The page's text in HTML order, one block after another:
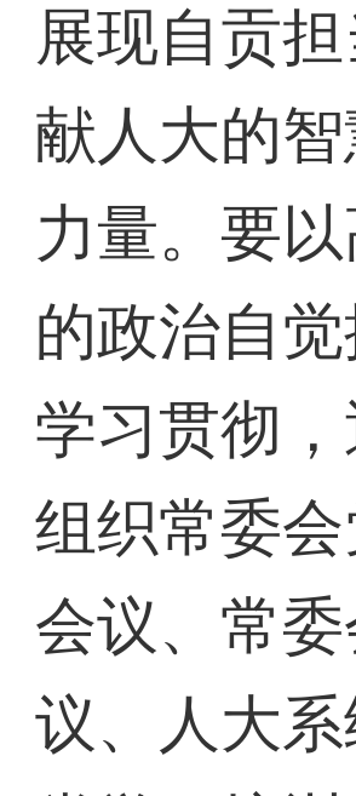
展现自贡
献人大的
力量。要
的政治自
学习贯彻
组织常委会
会议、常
议、人大